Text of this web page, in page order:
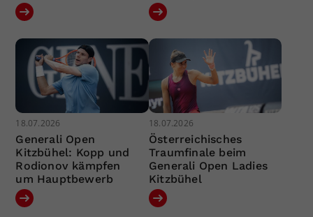
18.07.2026
Generali Open
Kitzbühel: Kopp und
Rodionov kämpfen
um Hauptbewerb
18.07.2026
Österreichisches
Traumfinale beim
Generali Open Ladies
Kitzbühel